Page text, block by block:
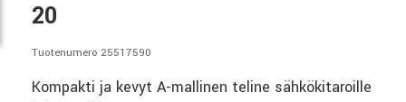
20
Tuotenumero 25517590
Kompakti ja kevyt A-mallinen teline sähkökitaroille